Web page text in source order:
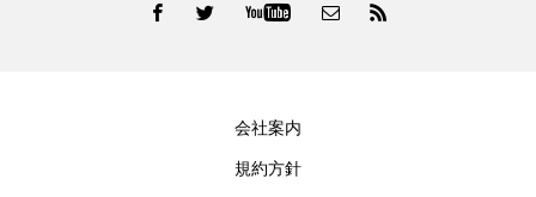
会社案内
規約方針